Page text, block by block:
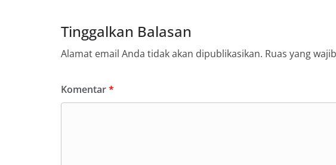
Tinggalkan Balasan
Alamat email Anda tidak akan dipublikasikan. Ruas yang
Komentar*